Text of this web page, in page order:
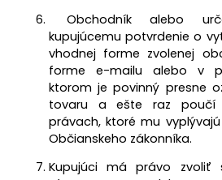
Obchodník alebo
kupujúcemu potvrdenie o
vhodnej forme zvolenej
forme e-mailu alebo v
ktorom je povinný presne
tovaru a ešte raz poučí
právach, ktoré mu
Občianskeho zákonníka.
Kupujúci má právo zvoliť